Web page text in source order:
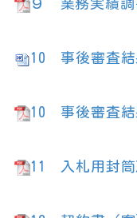
９ 業務実績調
10 事後審査結
10 事後審査結
11 入札用封筒